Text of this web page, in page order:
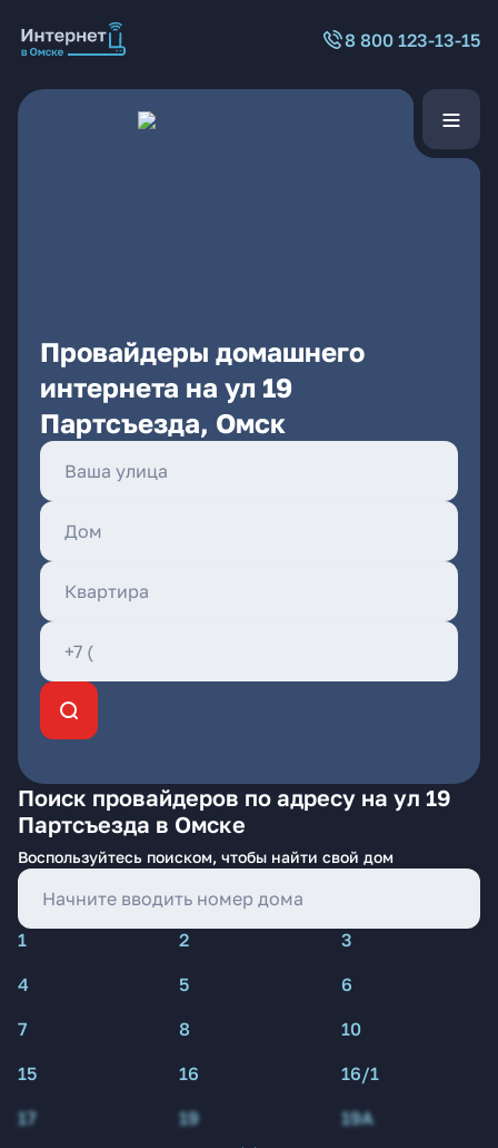
8 800 123-13-15
Провайдеры домашнего
интернета на ул 19
Партсъезда, Омск
Поиск провайдеров по адресу на ул 19
Партсъезда в Омске
Воспользуйтесь поиском, чтобы найти свой дом
1 2
3
4
5
6
7
8
10
15
16
16/1
17
19 19А